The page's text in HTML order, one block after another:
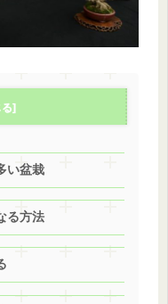
い盆栽
る方法